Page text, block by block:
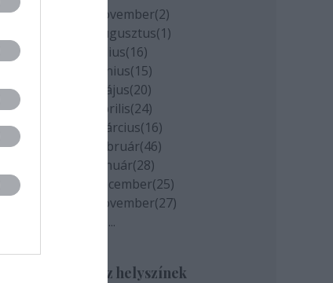
2020 november(2)
2020 augusztus(1)
2020 július(16)
2020 június(15)
2020 május(20)
2020 április(24)
2020 március(16)
2020 február(46)
2020 január(28)
2019 december(25)
2019 november(27)
...
Szinház helyszínek